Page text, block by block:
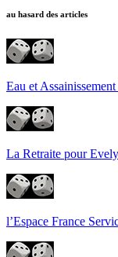
au hasard des articles
Eau et
La Retraite pour
l’Espace France